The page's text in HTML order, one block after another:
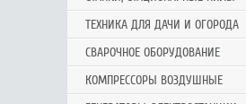
ТЕХНИКА ДЛЯ ДАЧИ И ОГОРОДА
СВАРОЧНОЕ ОБОРУДОВАНИЕ
КОМПРЕССОРЫ ВОЗДУШНЫЕ